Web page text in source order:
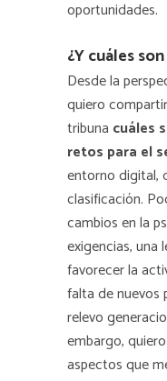
oportunidades.
¿Y cuáles
Desde la
quiero
tribuna cuáles
retos para el
entorno digital,
clasificación.
cambios en la
exigencias, una
favorecer la
falta de nuevos
relevo
embargo,
aspectos que